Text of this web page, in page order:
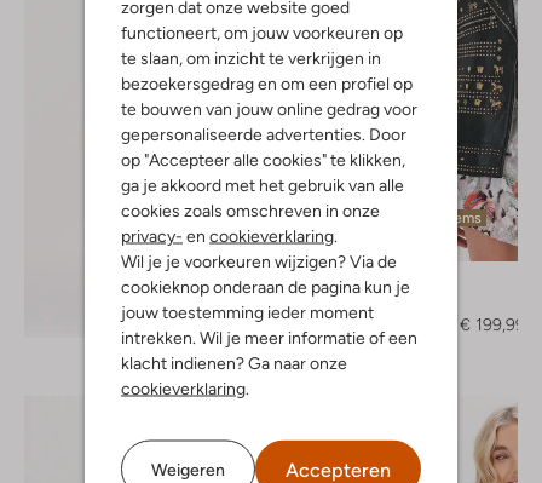
zorgen dat onze website goed
functioneert, om jouw voorkeuren op
te slaan, om inzicht te verkrijgen in
bezoekersgedrag en om een profiel op
te bouwen van jouw online gedrag voor
gepersonaliseerde advertenties. Door
op "Accepteer alle cookies" te klikken,
ga je akkoord met het gebruik van alle
cookies zoals omschreven in onze
privacy- en cookieverklaring.
Wil je je voorkeuren wijzigen? Via de
cookieknop onderaan de pagina kun je
jouw toestemming ieder moment
intrekken. Wil je meer informatie of een
klacht indienen? Ga naar onze
cookieverklaring.
Weigeren Accepteren
Ontdek de look
Laatste items
Ibana
Leren jas
€ 199,99